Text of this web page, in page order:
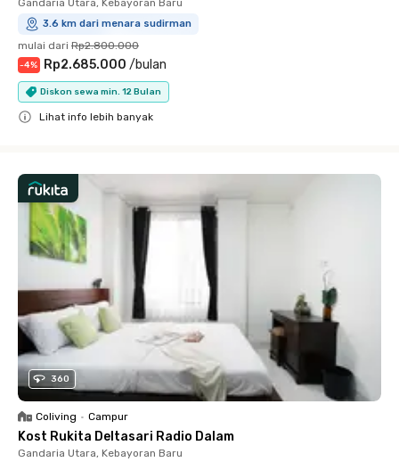
Gandaria Utara, Kebayoran Baru
3.6 km dari menara sudirman
mulai dari Rp2.800.000
-4% Rp2.685.000 /bulan
Diskon sewa min. 12 Bulan
Lihat info lebih banyak
360
Coliving • Campur
Kost Rukita Deltasari Radio Dalam
Gandaria Utara, Kebayoran Baru